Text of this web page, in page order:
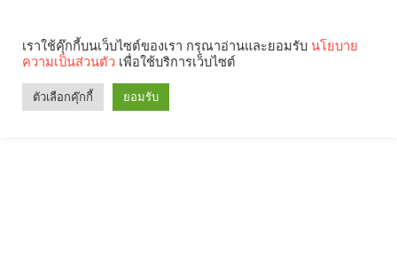
Search
เราใช้คุ๊กกี้บนเว็บไซต์ของเรา กรุณาอ่านและยอมรับ นโยบาย
ความเป็นส่วนตัว เพื่อใช้บริการเว็บไซต์
ตัวเลือกคุ๊กกี้ ยอมรับ